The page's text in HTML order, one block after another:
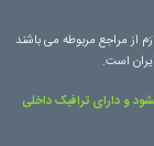
از مراجع مربوطه می باشند
است.
و دارای ترافیک داخلی